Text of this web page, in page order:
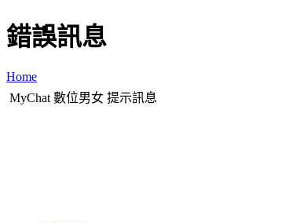
錯誤訊息
Home
MyChat 數位男女 提示訊息